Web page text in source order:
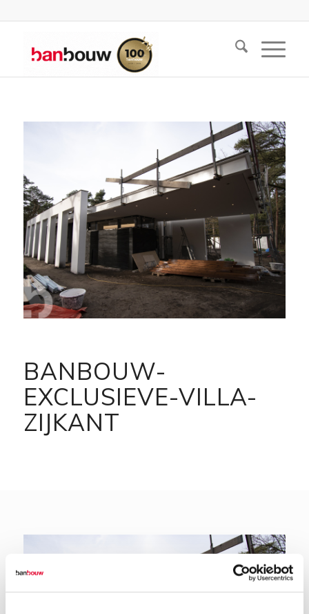
BANBOUW-
EXCLUSIEVE-VILLA-
ZIJKANT